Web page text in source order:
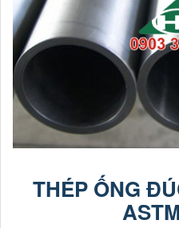
THÉP ỐNG